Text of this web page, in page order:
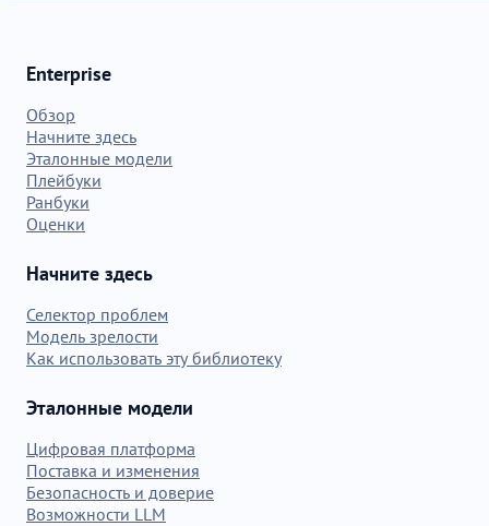
Enterprise
Обзор
Начните здесь
Эталонные модели
Плейбуки
Ранбуки
Оценки
Начните здесь
Селектор проблем
Модель зрелости
Как использовать эту библиотеку
Эталонные модели
Цифровая платформа
Поставка и изменения
Безопасность и доверие
Возможности LLM